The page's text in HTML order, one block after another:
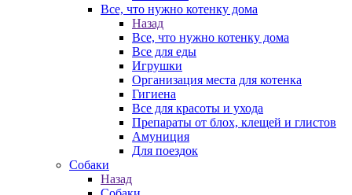
Все, что нужно котенку дома
Назад
Все, что нужно котенку дома
Все для еды
Игрушки
Организация места для котенка
Гигиена
Все для красоты и ухода
Препараты от блох, клещей и глистов
Амуниция
Для поездок
Собаки
Назад